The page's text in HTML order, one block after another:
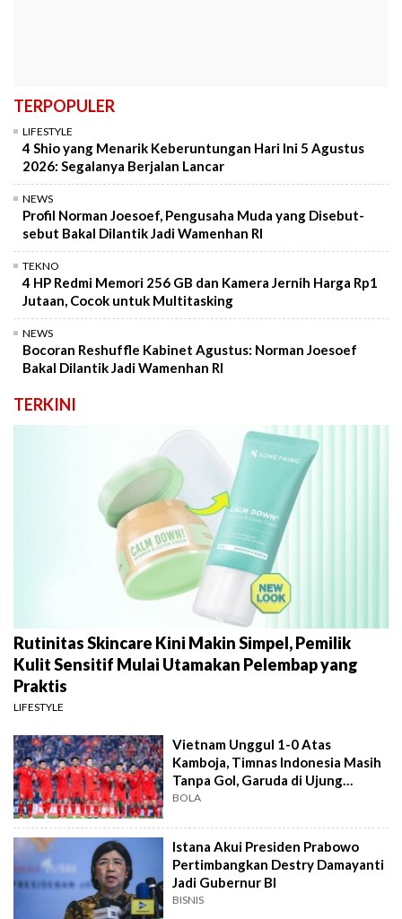
TERPOPULER
LIFESTYLE
4 Shio yang Menarik Keberuntungan Hari Ini 5 Agustus
2026: Segalanya Berjalan Lancar
NEWS
Profil Norman Joesoef, Pengusaha Muda yang Disebut-
sebut Bakal Dilantik Jadi Wamenhan RI
TEKNO
4 HP Redmi Memori 256 GB dan Kamera Jernih Harga Rp1
Jutaan, Cocok untuk Multitasking
NEWS
Bocoran Reshuffle Kabinet Agustus: Norman Joesoef
Bakal Dilantik Jadi Wamenhan RI
TERKINI
Rutinitas Skincare Kini Makin Simpel, Pemilik
Kulit Sensitif Mulai Utamakan Pelembap yang
Praktis
LIFESTYLE
Vietnam Unggul 1-0 Atas
Kamboja, Timnas Indonesia Masih
Tanpa Gol, Garuda di Ujung
Tanduk
BOLA
Istana Akui Presiden Prabowo
Pertimbangkan Destry Damayanti
Jadi Gubernur BI
BISNIS